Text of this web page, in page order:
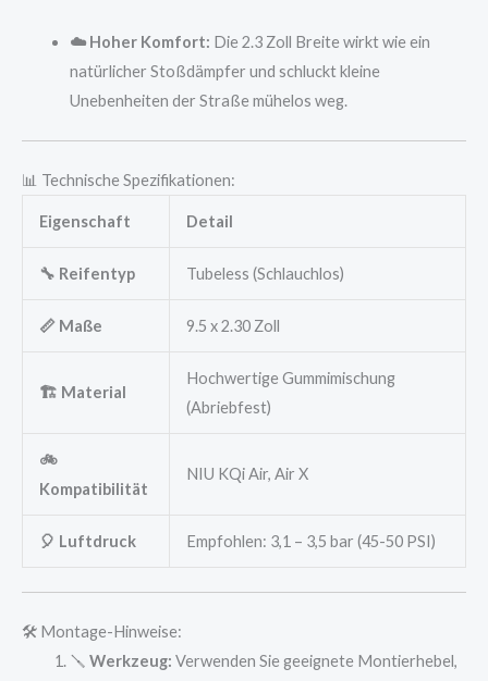
☁️ Hoher Komfort: Die 2.3 Zoll Breite wirkt wie ein
natürlicher Stoßdämpfer und schluckt kleine
Unebenheiten der Straße mühelos weg.
📊 Technische Spezifikationen:
Eigenschaft Detail
🔧 Reifentyp Tubeless (Schlauchlos)
📏 Maße 9.5 x 2.30 Zoll
🏗️ Material
Hochwertige Gummimischung
(Abriebfest)
🚲
Kompatibilität
NIU KQi Air, Air X
🎈 Luftdruck Empfohlen: 3,1 – 3,5 bar (45-50 PSI)
🛠️ Montage-Hinweise:
🪛 Werkzeug: Verwenden Sie geeignete Montierhebel,